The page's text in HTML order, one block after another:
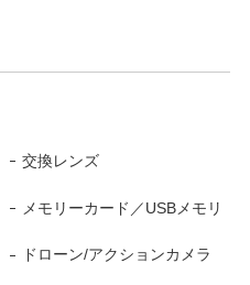
交換レンズ
メモリーカード／USBメモリ
ドローン/アクションカメラ